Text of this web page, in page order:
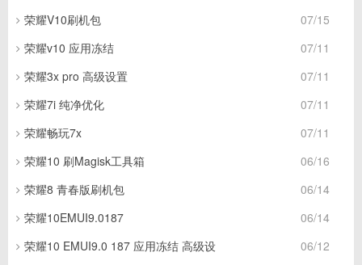
07/15
荣耀V10刷机包
07/11
荣耀v10 应用冻结
07/11
荣耀3x pro 高级设置
07/11
荣耀7i 纯净优化
07/11
荣耀畅玩7x
06/16
荣耀10 刷Magisk工具箱
06/14
荣耀8 青春版刷机包
06/14
荣耀10EMUI9.0187
06/12
荣耀10 EMUI9.0 187 应用冻结 高级设